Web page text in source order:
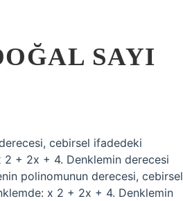
SAYI
cebirsel ifadedeki
2 + 2x + 4. Denklemin derecesi
polinomunun derecesi, cebirsel
x 2 + 2x + 4. Denklemin